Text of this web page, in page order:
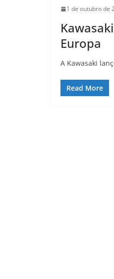
1 de outubro de
Europa
A Kawasaki
Read More